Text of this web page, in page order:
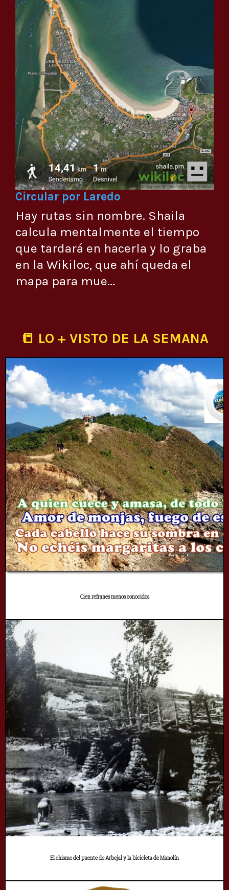
Circular por Laredo
Hay rutas sin nombre. Shaila
calcula mentalmente el tiempo
que tardará en hacerla y lo graba
en la Wikiloc, que ahí queda el
mapa para mue...
📒 LO + VISTO DE LA SEMANA
Cien refranes menos conocidos
El chisme del puente de Arbejal y la bicicleta de Manolín